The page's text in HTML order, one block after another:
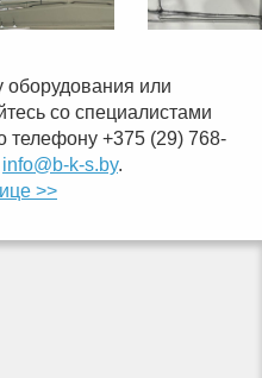
оборудования или
со специалистами
телефону +375 (29) 768-
info@b-k-s.by.
>>